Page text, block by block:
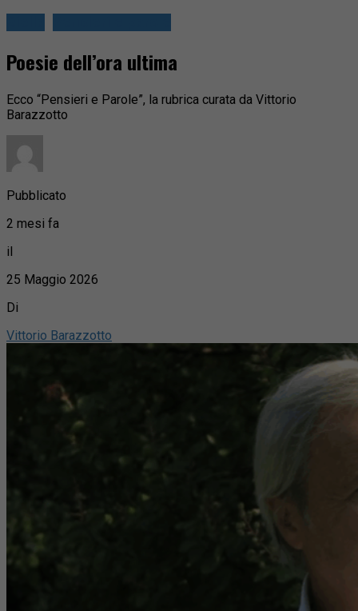
Poesie dell’ora ultima
Ecco “Pensieri e Parole”, la rubrica curata da Vittorio
Barazzotto
Pubblicato
2 mesi fa
il
25 Maggio 2026
Di
Vittorio Barazzotto